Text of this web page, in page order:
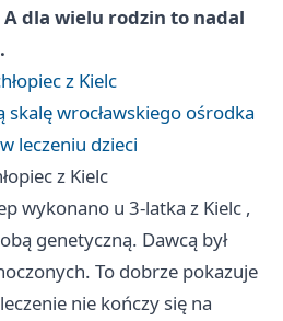
dla wielu rodzin to nadal
z Kielc
wrocławskiego ośrodka
leczeniu dzieci
z Kielc
wykonano u 3-latka z Kielc ,
genetyczną. Dawcą był
To dobrze pokazuje
nie kończy się na